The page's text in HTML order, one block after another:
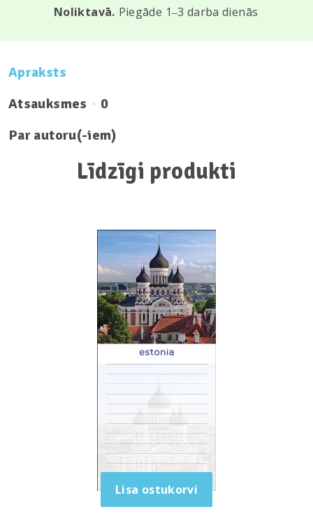
Noliktavā. Piegāde 1‒3 darba dienās
Apraksts
Atsauksmes
0
Par autoru(-iem)
Līdzīgi produkti
3.49€
N09 Tallinna
vaadetega
märkmik
Lisa ostukorvi